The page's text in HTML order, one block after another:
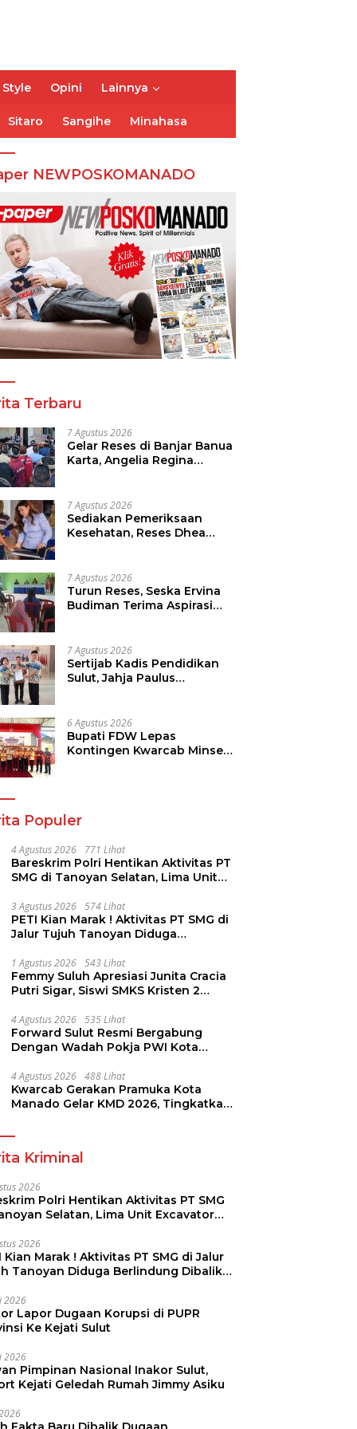
Opini Lainnya
Sitaro Sangihe Minahasa
NEWPOSKOMANADO
Terbaru
7 Agustus 2026
Gelar Reses di Banjar Banua
Karta, Angelia Regina
7 Agustus 2026
Sediakan Pemeriksaan
Kesehatan, Reses Dhea
7 Agustus 2026
Turun Reses, Seska Ervina
Budiman Terima Aspirasi
7 Agustus 2026
Sertijab Kadis Pendidikan
Sulut, Jahja Paulus
Pendidikan
6 Agustus 2026
Bupati FDW Lepas
Kontingen Kwarcab Minsel,
Populer
4 Agustus 2026 771 Lihat
Bareskrim Polri Hentikan Aktivitas PT
SMG di Tanoyan Selatan, Lima Unit
3 Agustus 2026 574 Lihat
PETI Kian Marak ! Aktivitas PT SMG di
Jalur Tujuh Tanoyan Diduga
1 Agustus 2026 543 Lihat
Femmy Suluh Apresiasi Junita Cracia
Putri Sigar, Siswi SMKS Kristen 2
Dikmen Nasional 2026
4 Agustus 2026 535 Lihat
Forward Sulut Resmi Bergabung
Dengan Wadah Pokja PWI Kota
4 Agustus 2026 488 Lihat
Kwarcab Gerakan Pramuka Kota
Manado Gelar KMD 2026, Tingkatkan
Pramuka
Kriminal
2026
Polri Hentikan Aktivitas PT SMG
Selatan, Lima Unit Excavator
2026
Kian Marak ! Aktivitas PT SMG di Jalur
Tanoyan Diduga Berlindung Dibalik
2026
Lapor Dugaan Korupsi di PUPR
Ke Kejati Sulut
2026
Pimpinan Nasional Inakor Sulut,
Kejati Geledah Rumah Jimmy Asiku